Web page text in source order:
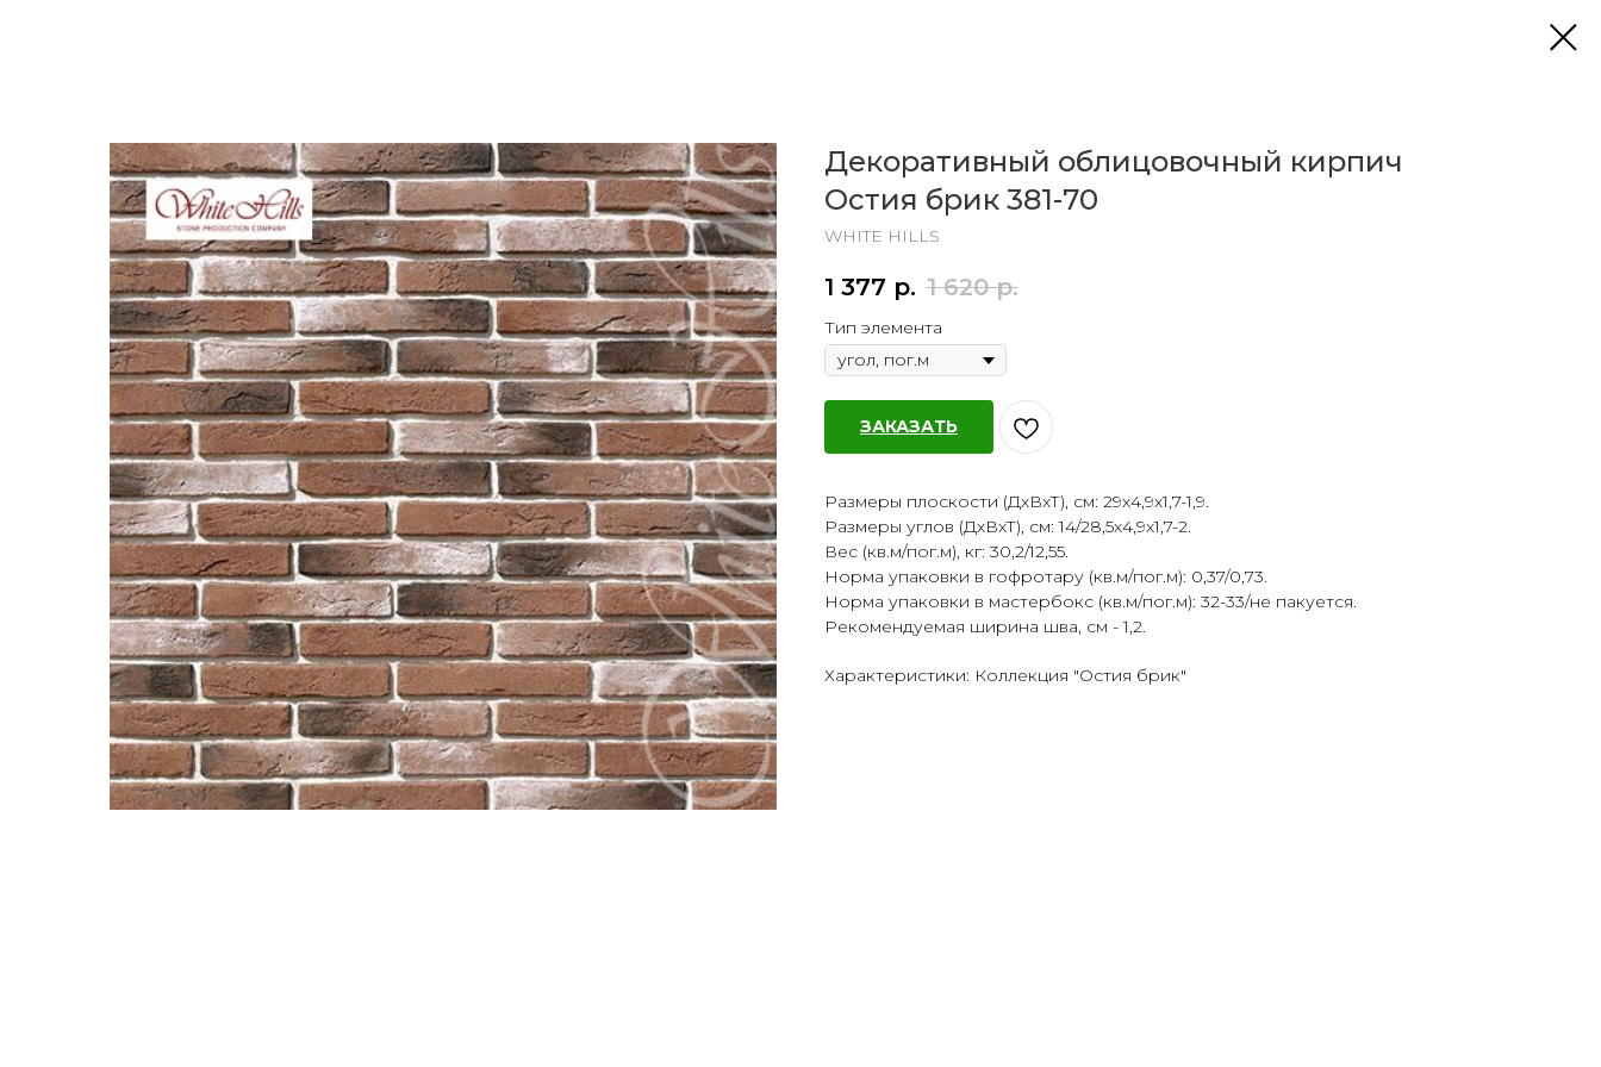
Декоративный облицовочный кирпич
Остия брик 381-70
WHITE HILLS
1 377 р. 1 620 р.
Тип элемента
ЗАКАЗАТЬ
Размеры плоскости (ДхВхТ), см: 29х4,9х1,7-1,9.
Размеры углов (ДхВхТ), см: 14/28,5х4,9х1,7-2.
Вес (кв.м/пог.м), кг: 30,2/12,55.
Норма упаковки в гофротару (кв.м/пог.м): 0,37/0,73.
Норма упаковки в мастербокс (кв.м/пог.м): 32-33/не пакуется.
Рекомендуемая ширина шва, см - 1,2.
Характеристики: Коллекция "Остия брик"